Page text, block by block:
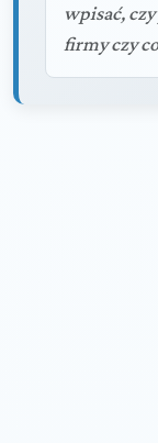
wpisać,
firmy czy